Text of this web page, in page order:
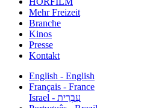
Mehr Freizeit
Branche
Kinos
Presse
Kontakt
English - English
Français - France
עִבְרִית - Israel